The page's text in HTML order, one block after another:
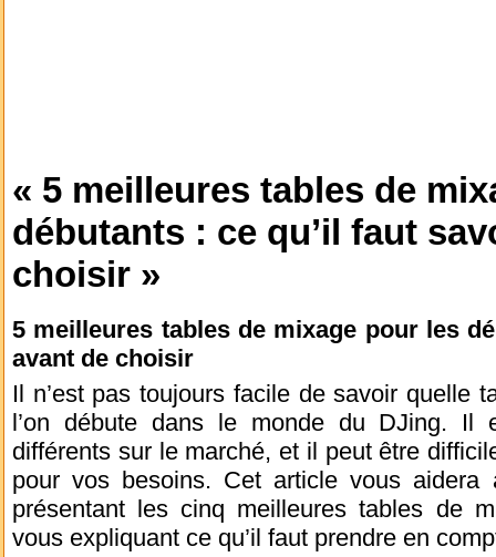
« 5 meilleures tables de
débutants : ce qu’il faut
choisir »
5 meilleures tables de mixage pour les
avant de choisir
Il n’est pas toujours facile de savoir quelle
l’on débute dans le monde du DJing. Il
différents sur le marché, et il peut être
pour vos besoins. Cet article vous
présentant les cinq meilleures tables de
vous expliquant ce qu’il faut prendre en